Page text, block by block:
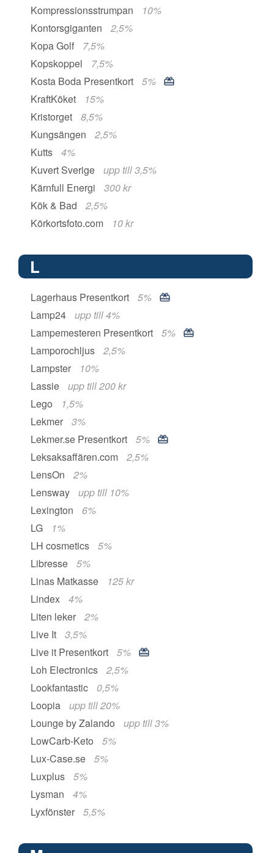
Kompressionsstrumpan
10%
Kontorsgiganten
2,5%
Kopa Golf
7,5%
Kopskoppel
7,5%
Kosta Boda Presentkort
5%
KraftKöket
15%
Kristorget
8,5%
Kungsängen
2,5%
Kutts
4%
Kuvert Sverige
upp till 3,5%
Kärnfull Energi
300 kr
Kök & Bad
2,5%
Körkortsfoto.com
10 kr
L
Lagerhaus Presentkort
5%
Lamp24
upp till 4%
Lampemesteren Presentkort
5%
Lamporochljus
2,5%
Lampster
10%
Lassie
upp till 200 kr
Lego
1,5%
Lekmer
3%
Lekmer.se Presentkort
5%
Leksaksaffären.com
2,5%
LensOn
2%
Lensway
upp till 10%
Lexington
6%
LG
1%
LH cosmetics
5%
Libresse
5%
Linas Matkasse
125 kr
Lindex
4%
Liten leker
2%
Live It
3,5%
Live it Presentkort
5%
Loh Electronics
2,5%
Lookfantastic
0,5%
Loopia
upp till 20%
Lounge by Zalando
upp till 3%
LowCarb-Keto
5%
Lux-Case.se
5%
Luxplus
5%
Lysman
4%
Lyxfönster
5,5%